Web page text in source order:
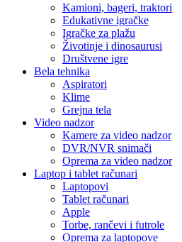
Kamioni, bageri, traktori
Edukativne igračke
Igračke za plažu
Životinje i dinosaurusi
Društvene igre
Bela tehnika
Aspiratori
Klime
Grejna tela
Video nadzor
Kamere za video nadzor
DVR/NVR snimači
Oprema za video nadzor
Laptop i tablet računari
Laptopovi
Tablet računari
Apple
Torbe, rančevi i futrole
Oprema za laptopove